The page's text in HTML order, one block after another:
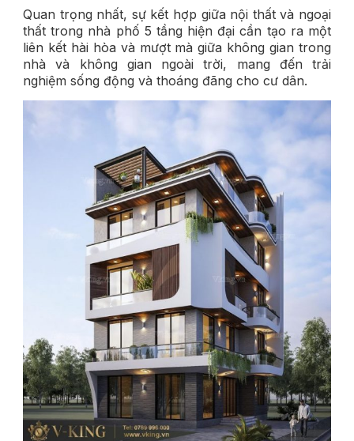
Quan trọng nhất, sự kết hợp giữa nội thất và ngoại
thất trong nhà phố 5 tầng hiện đại cần tạo ra một
liên kết hài hòa và mượt mà giữa không gian trong
nhà và không gian ngoài trời, mang đến trải
nghiệm sống động và thoáng đãng cho cư dân.